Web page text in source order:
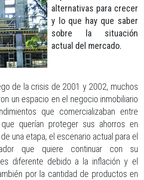
alternativas para crecer
y lo que hay que saber
sobre la
situación
actual del mercado.
de la crisis de 2001 y 2002, muchos
un espacio en el negocio inmobiliario
que comercializaban entre
querían proteger sus ahorros en
una etapa, el escenario actual para el
que quiere continuar con su
es diferente debido a la inflación y el
por la cantidad de productos en